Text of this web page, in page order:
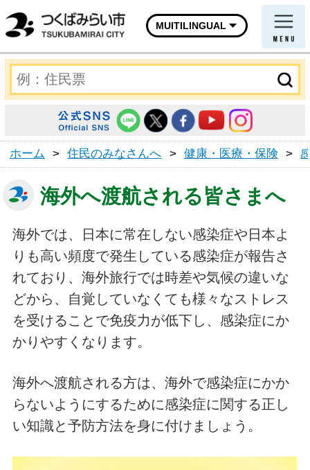
MUITILINGUAL
ホーム > 住民のみなさんへ > 健康・医療・保険 >
海外へ渡航される皆さまへ
海外では、日本に常在しない感染症や日本よ
りも高い頻度で発生している感染症が報告さ
れており、海外旅行では時差や気候の違いな
どから、自覚していなくても様々なストレス
を受けることで免疫力が低下し、感染症にか
かりやすくなります。
海外へ渡航される方は、海外で感染症にかか
らないようにするために感染症に関する正し
い知識と予防方法を身に付けましょう。